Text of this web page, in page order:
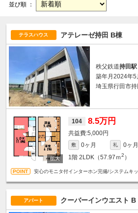
並び順 ：
テラスハウス アテレーゼ持田 B棟
秩父鉄道持田駅
築年月2024年5
埼玉県行田市持
104 8.5万円
5,000円
敷 0ヶ月 礼
0ヶ月
1階 2LDK（57.97ｍ2 ）
安心のモニタ付インターホン完備/システムキ
アパート クーバーインウエスト B